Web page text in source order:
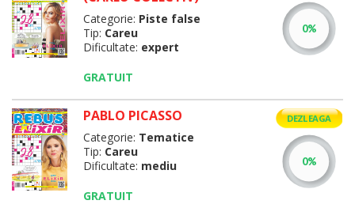
Categorie: Piste false
Tip: Careu
Dificultate: expert
GRATUIT
PABLO PICASSO
Categorie: Tematice
Tip: Careu
Dificultate: mediu
GRATUIT
DEZLEAGA